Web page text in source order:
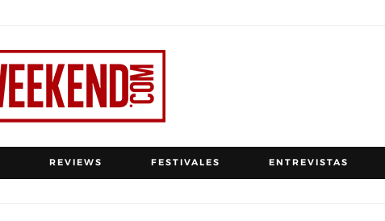
REVIEWS FESTIVALES ENTREVISTAS